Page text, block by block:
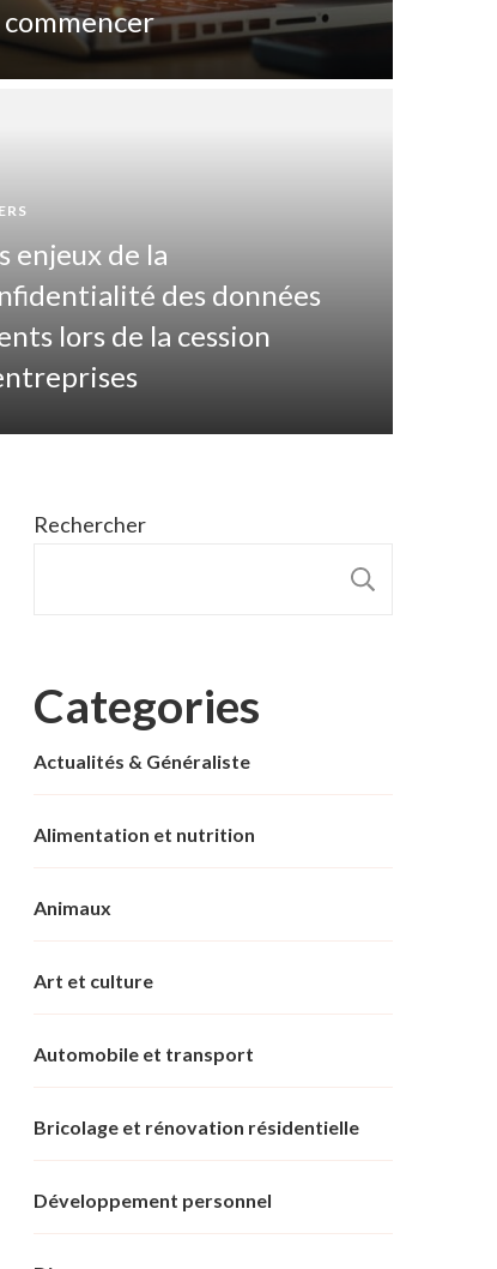
commencer
enjeux de la
des données
lors de la cession
Rechercher
Categories
Actualités & Généraliste
Alimentation et nutrition
Animaux
Art et culture
Automobile et transport
Bricolage et rénovation résidentielle
Développement personnel